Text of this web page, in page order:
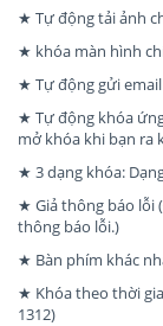
★ Tự động tải ảnh
★ khóa màn hình
★ Tự động gửi
★ Tự động khóa
mở khóa khi bạn ra
★ 3 dạng khóa:
★ Giả thông báo lỗi
thông báo lỗi.)
★ Bàn phím khác
★ Khóa theo thời
1312)